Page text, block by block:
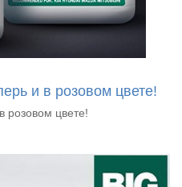
и в розовом цвете!
розовом цвете!